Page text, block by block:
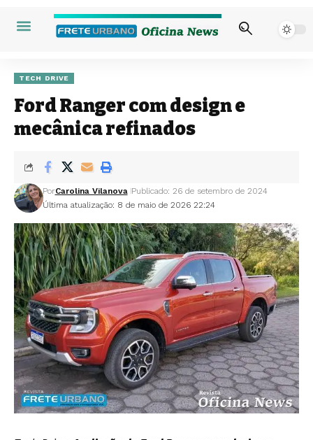
TECH DRIVE
Ford Ranger com design e
mecânica refinados
Última atualização: 8 de maio de 2026 22:24
PorCarolina Vilanova Publicado: 26 de setembro de 2024